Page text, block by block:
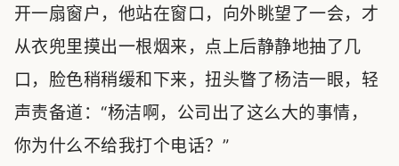
开一扇窗户，他站在窗口，向外眺望了一会，才
从衣兜里摸出一根烟来，点上后静静地抽了几
口，脸色稍稍缓和下来，扭头瞥了杨洁一眼，轻
声责备道：“杨洁啊，公司出了这么大的事情，
你为什么不给我打个电话？”